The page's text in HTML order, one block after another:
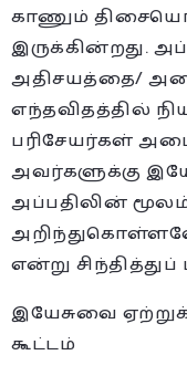
காணும்
இருக்கின்றது.
அதிசயத்தை/
எந்தவிதத்தில்
பரிசேயர்கள்
அவர்களுக்கு
அப்பதிலின்
என்று
இயேசுவை
கூட்டம்